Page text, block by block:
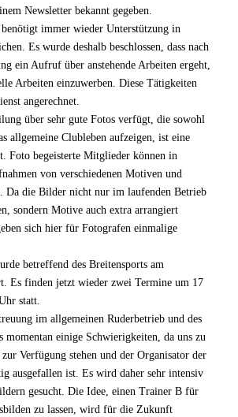
Newsletter bekannt gegeben.
immer wieder Unterstützung in
Es wurde deshalb beschlossen, dass nach
ein Aufruf über anstehende Arbeiten ergeht,
Arbeiten einzuwerben. Diese Tätigkeiten
angerechnet.
über sehr gute Fotos verfügt, die sowohl
allgemeine Clubleben aufzeigen, ist eine
Foto begeisterte Mitglieder können in
von verschiedenen Motiven und
Da die Bilder nicht nur im laufenden Betrieb
sondern Motive auch extra arrangiert
sich hier für Fotografen einmalige
betreffend des Breitensports am
Es finden jetzt wieder zwei Termine um 17
statt.
im allgemeinen Ruderbetrieb und des
momentan einige Schwierigkeiten, da uns zu
Verfügung stehen und der Organisator der
ausgefallen ist. Es wird daher sehr intensiv
gesucht. Die Idee, einen Trainer B für
zu lassen, wird für die Zukunft